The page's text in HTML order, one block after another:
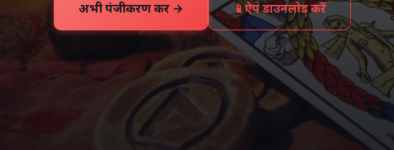
अभी पंजीकरण करें → 📱ऐप डाउनलोड करें